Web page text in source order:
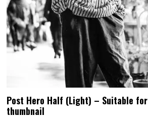
Post Hero Half (Light) – Suitable
thumbnail